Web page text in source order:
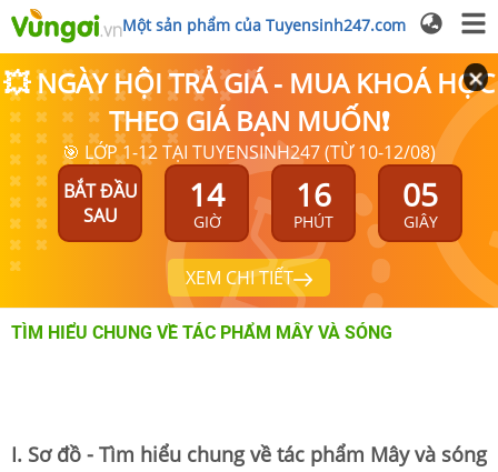
Một sản phẩm của Tuyensinh247.com
💥 NGÀY HỘI TRẢ GIÁ - MUA KHOÁ HỌC
THEO GIÁ BẠN MUỐN❗
🎯 LỚP 1-12 TẠI TUYENSINH247 (TỪ 10-12/08)
BẮT ĐẦU
SAU
14
GIỜ
16
PHÚT
05
GIÂY
XEM CHI TIẾT
TÌM HIỂU CHUNG VỀ TÁC PHẨM MÂY VÀ SÓNG
I. Sơ đồ - Tìm hiểu chung về tác phẩm Mây và sóng